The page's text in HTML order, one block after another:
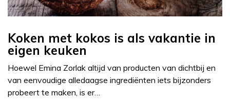
Koken met kokos is als vakantie in
eigen keuken
Hoewel Emina Zorlak altijd van producten van dichtbij en
van eenvoudige alledaagse ingrediënten iets bijzonders
probeert te maken, is er…